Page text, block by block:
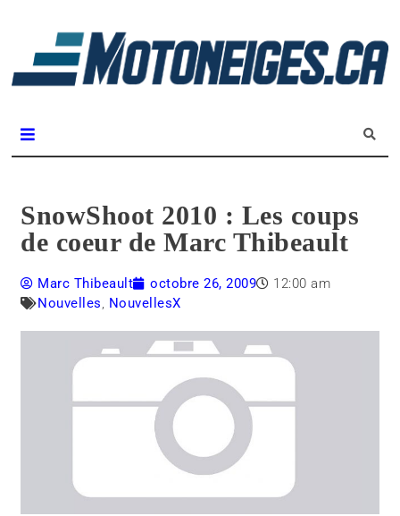
SnowShoot 2010 : Les coups
de coeur de Marc Thibeault
Marc Thibeault octobre 26, 2009
12:00 am
Nouvelles, NouvellesX